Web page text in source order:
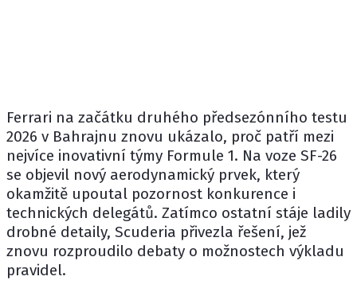
Ferrari na začátku druhého předsezónního testu
2026 v Bahrajnu znovu ukázalo, proč patří mezi
nejvíce inovativní týmy Formule 1. Na voze SF-26
se objevil nový aerodynamický prvek, který
okamžitě upoutal pozornost konkurence i
technických delegátů. Zatímco ostatní stáje ladily
drobné detaily, Scuderia přivezla řešení, jež
znovu rozproudilo debaty o možnostech výkladu
pravidel.